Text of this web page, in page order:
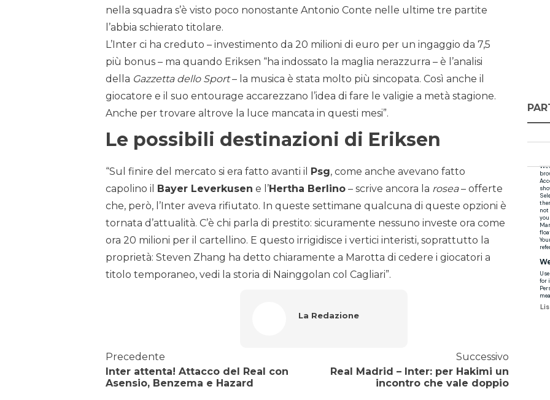
nella squadra s’è visto poco nonostante Antonio Conte nelle ultime tre partite
l’abbia schierato titolare.
L’Inter ci ha creduto – investimento da 20 milioni di euro per un ingaggio da 7,5
più bonus – ma quando Eriksen “ha indossato la maglia nerazzurra – è l’analisi
della Gazzetta dello Sport– la musica è stata molto più sincopata. Così anche il
giocatore e il suo entourage accarezzano l’idea di fare le valigie a metà stagione.
Anche per trovare altrove la luce mancata in questi mesi”.
Le possibili destinazioni di Eriksen
“Sul finire del mercato si era fatto avanti il Psg, come anche avevano fatto
capolino il
Bayer Leverkusen e l’Hertha Berlino – scrive ancora la rosea– offerte
che, però, l’Inter aveva rifiutato. In queste settimane qualcuna di queste opzioni è
tornata d’attualità. C’è chi parla di prestito: sicuramente nessuno investe ora come
ora 20 milioni per il cartellino. E questo irrigidisce i vertici interisti, soprattutto la
proprietà: Steven Zhang ha detto chiaramente a Marotta di cedere i giocatori a
titolo temporaneo, vedi la storia di Nainggolan col Cagliari”.
La Redazione
Precedente
Inter attenta! Attacco del Real con
Asensio, Benzema e Hazard
Successivo
Real Madrid – Inter: per Hakimi un
incontro che vale doppio